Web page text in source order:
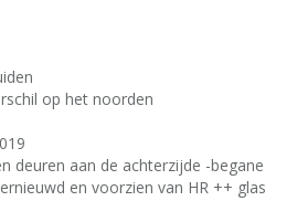
op het noorden
deuren aan de achterzijde -begane
en voorzien van HR ++ glas